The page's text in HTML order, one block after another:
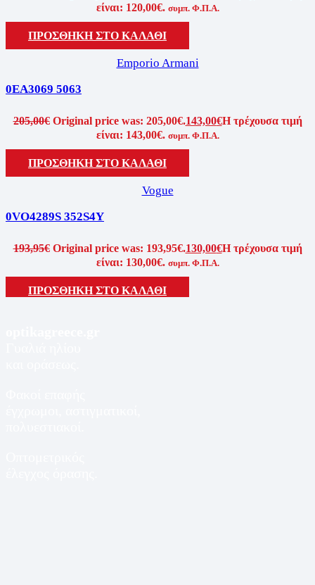
είναι: 120,00€. συμπ. Φ.Π.Α.
ΠΡΟΣΘΗΚΗ ΣΤΟ ΚΑΛΑΘΙ
Emporio Armani
0EA3069 5063
205,00€ Original price was: 205,00€.143,00€Η τρέχουσα τιμή
είναι: 143,00€. συμπ. Φ.Π.Α.
ΠΡΟΣΘΗΚΗ ΣΤΟ ΚΑΛΑΘΙ
Vogue
0VO4289S 352S4Y
193,95€ Original price was: 193,95€.130,00€Η τρέχουσα τιμή
είναι: 130,00€. συμπ. Φ.Π.Α.
ΠΡΟΣΘΗΚΗ ΣΤΟ ΚΑΛΑΘΙ